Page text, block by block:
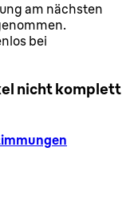
am nächsten
bei
nicht komplett